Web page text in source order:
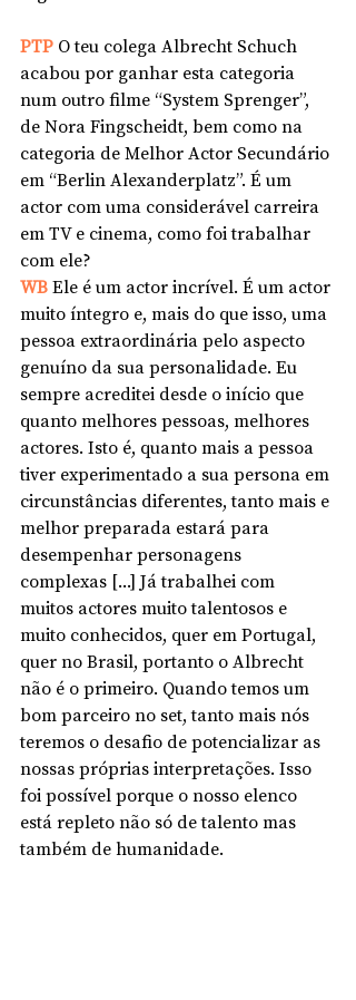
PTP O teu colega Albrecht Schuch
acabou por ganhar esta categoria
num outro filme “System Sprenger”,
de Nora Fingscheidt, bem como na
categoria de Melhor Actor Secundário
em “Berlin Alexanderplatz”. É um
actor com uma considerável carreira
em TV e cinema, como foi trabalhar
com ele?
WB Ele é um actor incrível. É um actor
muito íntegro e, mais do que isso, uma
pessoa extraordinária pelo aspecto
genuíno da sua personalidade. Eu
sempre acreditei desde o início que
quanto melhores pessoas, melhores
actores. Isto é, quanto mais a pessoa
tiver experimentado a sua persona em
circunstâncias diferentes, tanto mais e
melhor preparada estará para
desempenhar personagens
complexas [...] Já trabalhei com
muitos actores muito talentosos e
muito conhecidos, quer em Portugal,
quer no Brasil, portanto o Albrecht
não é o primeiro. Quando temos um
bom parceiro no set, tanto mais nós
teremos o desafio de potencializar as
nossas próprias interpretações. Isso
foi possível porque o nosso elenco
está repleto não só de talento mas
também de humanidade.